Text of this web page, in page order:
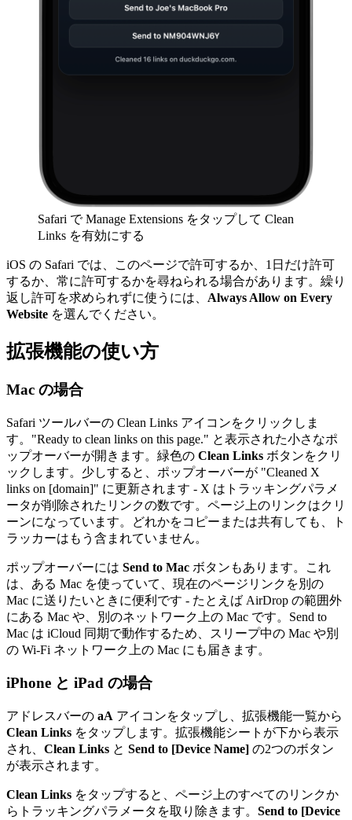
Safari で Manage Extensions をタップして Clean
Links を有効にする
iOS の Safari では、このページで許可するか、1日だけ許可
するか、常に許可するかを尋ねられる場合があります。繰り
返し許可を求められずに使うには、 Always Allow on Every
Website を選んでください。
拡張機能の使い方
Mac の場合
Safari ツールバーの Clean Links アイコンをクリックしま
す。"Ready to clean links on this page." と表示された小さなポ
ップオーバーが開きます。緑色の Clean Links ボタンをクリ
ックします。少しすると、ポップオーバーが "Cleaned X
links on [domain]" に更新されます - X はトラッキングパラメ
ータが削除されたリンクの数です。ページ上のリンクはクリ
ーンになっています。どれかをコピーまたは共有しても、ト
ラッカーはもう含まれていません。
ポップオーバーには Send to Mac ボタンもあります。これ
は、ある Mac を使っていて、現在のページリンクを別の
Mac に送りたいときに便利です - たとえば AirDrop の範囲外
にある Mac や、別のネットワーク上の Mac です。Send to
Mac は iCloud 同期で動作するため、スリープ中の Mac や別
の Wi-Fi ネットワーク上の Mac にも届きます。
iPhone と iPad の場合
アドレスバーの aA アイコンをタップし、拡張機能一覧から
Clean Links をタップします。拡張機能シートが下から表示
され、 Clean Links と Send to [Device Name] の2つのボタン
が表示されます。
Clean Links をタップすると、ページ上のすべてのリンクか
らトラッキングパラメータを取り除きます。 Send to [Device